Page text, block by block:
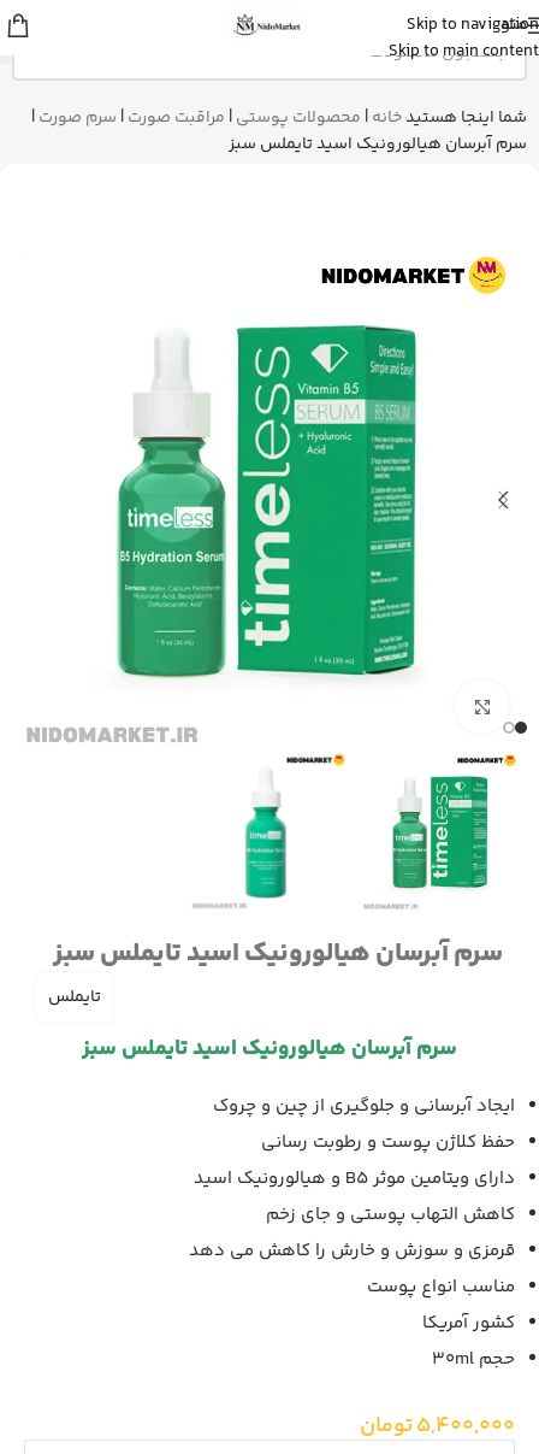
Skip to navigation
Skip to main content
منو
شما اینجا هستیدخانه| محصولات پوستی| مراقبت صورت| سرم صورت|
سرم آبرسان هیالورونیک اسید تایملس سبز
سرم آبرسان هیالورونیک اسید تایملس سبز
تایملس
سرم آبرسان هیالورونیک اسید تایملس سبز
ایجاد آبرسانی و جلوگیری از چین و چروک
حفظ کلاژن پوست و رطوبت رسانی
دارای ویتامین موثر B5 و هیالورونیک اسید
کاهش التهاب پوستی و جای زخم
قرمزی و سوزش و خارش را کاهش می دهد
مناسب انواع پوست
کشور آمریکا
حجم 30ml
5,400,000تومان
عسلاز تهران
استیک ضد آفتاب نامرئی ایزدین رو خرید
13 دقیقه پیش